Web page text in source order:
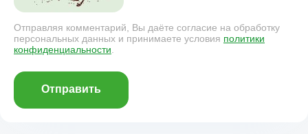
Отправляя комментарий, Вы даёте согласие на обработку
персональных данных и принимаете условия политики
конфиденциальности.
Отправить